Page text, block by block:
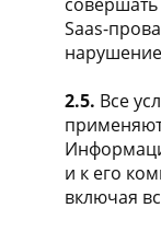
Saas-
2.5. Все
и к его
включая